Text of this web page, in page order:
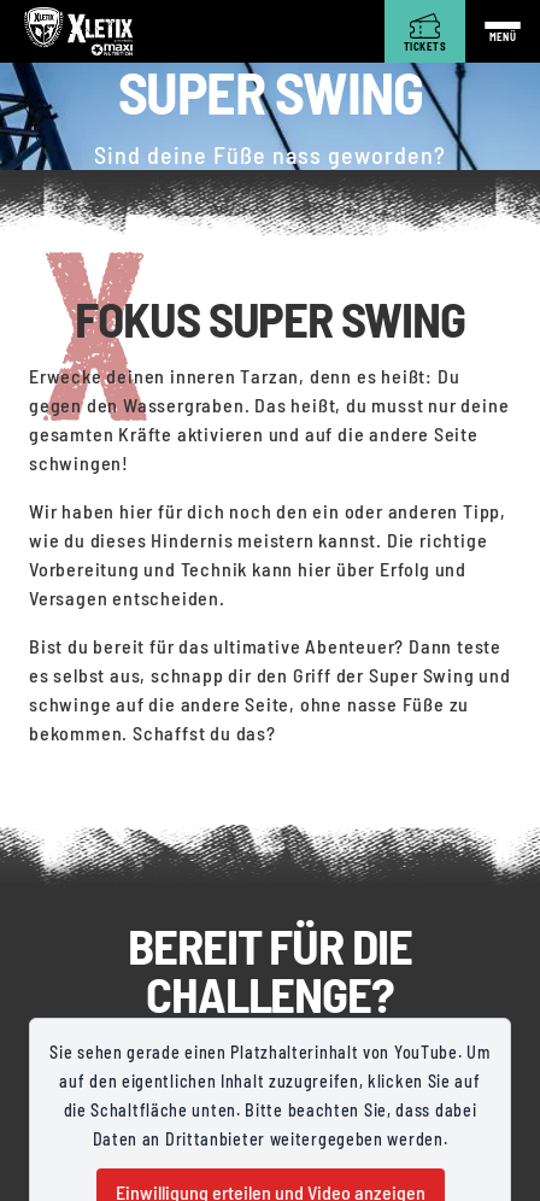
TICKETS
MENÜ
SUPER SWING
Sind deine Füße nass geworden?
FOKUS SUPER SWING
Erwecke deinen inneren Tarzan, denn es heißt: Du
gegen den Wassergraben. Das heißt, du musst nur deine
gesamten Kräfte aktivieren und auf die andere Seite
schwingen!
Wir haben hier für dich noch den ein oder anderen Tipp,
wie du dieses Hindernis meistern kannst. Die richtige
Vorbereitung und Technik kann hier über Erfolg und
Versagen entscheiden.
Bist du bereit für das ultimative Abenteuer? Dann teste
es selbst aus, schnapp dir den Griff der Super Swing und
schwinge auf die andere Seite, ohne nasse Füße zu
bekommen. Schaffst du das?
BEREIT FÜR DIE
CHALLENGE?
Sie sehen gerade einen Platzhalterinhalt von YouTube. Um
auf den eigentlichen Inhalt zuzugreifen, klicken Sie auf
die Schaltfläche unten. Bitte beachten Sie, dass dabei
Daten an Drittanbieter weitergegeben werden.
Einwilligung erteilen und Video anzeigen